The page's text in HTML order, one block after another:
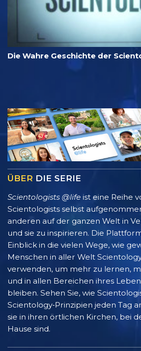
Die Wahre Geschichte der
ÜBER DIE SERIE
Scientologists @life ist eine Reihe
Scientologists selbst
anderen auf der ganzen Welt in
und sie zu inspirieren. Die
Einblick in die vielen Wege, wie
Menschen in aller Welt
verwenden, um mehr zu lernen,
und in allen Bereichen ihres
bleiben. Sehen Sie, wie
Scientology‑Prinzipien jeden Tag
sie in ihren örtlichen Kirchen, bei
Hause sind.